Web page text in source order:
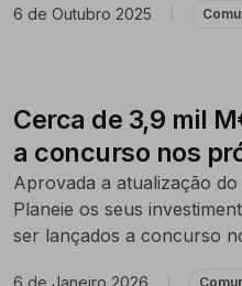
6 de Outubro 2025
Cerca de 3,9 mil
a concurso nos
Aprovada a atualização
Planeie os seus
ser lançados a concurso